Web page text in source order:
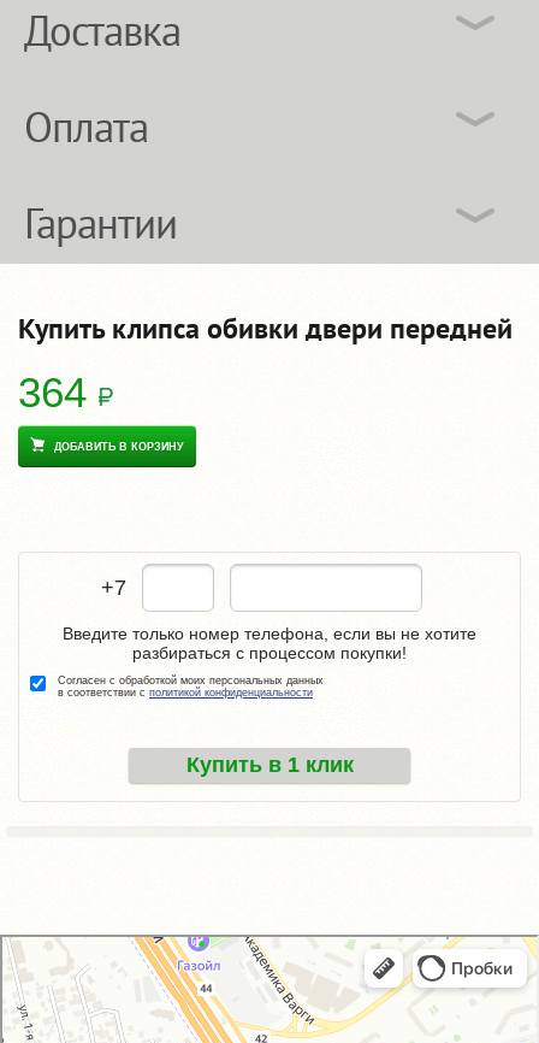
Доставка
Оплата
Гарантии
Купить клипса обивки двери передней
364
ДОБАВИТЬ В КОРЗИНУ
+7
Купить в 1 клик
Введите только номер телефона, если вы не хотите
разбираться с процессом покупки!
Согласен с обработкой моих персональных данных
в соответствии с политикой конфиденциальности
GM-City&VAG-Repair
Автосервис, автотехцентр в Москве
Магазин автозапчастей и автотоваров в Москве